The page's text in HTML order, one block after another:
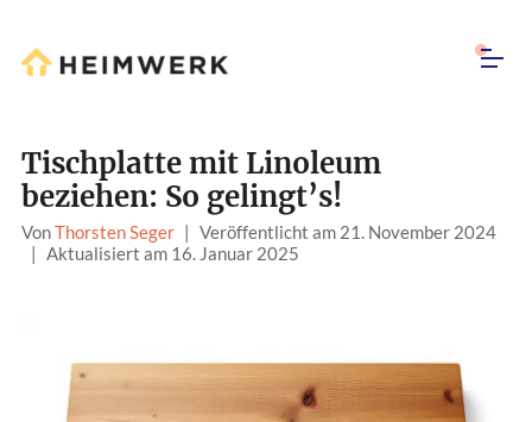
Tischplatte mit Linoleum
beziehen: So gelingt’s!
VonThorsten Seger | Veröffentlicht am 21. November 2024
| Aktualisiert am 16. Januar 2025